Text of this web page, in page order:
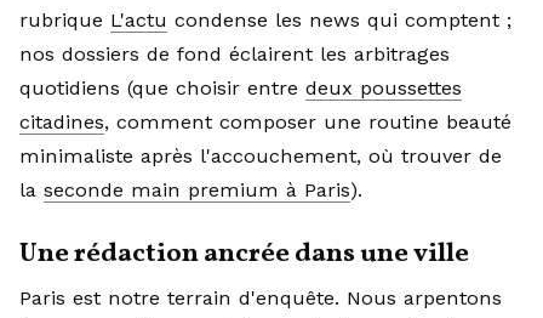
rubrique L'actu condense les news qui comptent ;
nos dossiers de fond éclairent les arbitrages
quotidiens (que choisir entre deux poussettes
citadines, comment composer une routine beauté
minimaliste après l'accouchement, où trouver de
la seconde main premium à Paris).
Une rédaction ancrée dans une ville
Paris est notre terrain d'enquête. Nous arpentons